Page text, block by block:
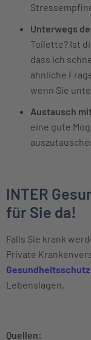
Unterwegs
Toilette? Ist
dass ich
ähnliche
wenn Sie
Austausch
eine gute
INTER
für Sie da!
Falls Sie krank
Private
Gesundheitsschutz
Lebenslagen.
Quellen: